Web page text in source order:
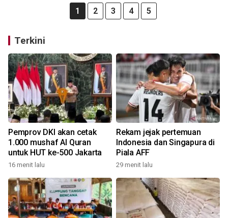
1 2 3 4 5
Terkini
Pemprov DKI akan cetak
1.000 mushaf Al Quran
untuk HUT ke-500 Jakarta
16 menit lalu
Rekam jejak pertemuan
Indonesia dan Singapura di
Piala AFF
29 menit lalu